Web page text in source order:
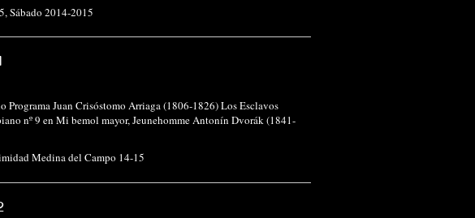
, Sábado 2014-2015
Juan Crisóstomo Arriaga (1806-1826) Los Esclavos
nº 9 en Mi bemol mayor, Jeunehomme Antonín Dvorák (1841-
Medina del Campo 14-15